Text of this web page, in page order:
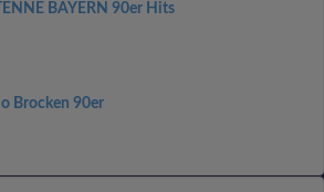
BAYERN 90er Hits
Brocken 90er